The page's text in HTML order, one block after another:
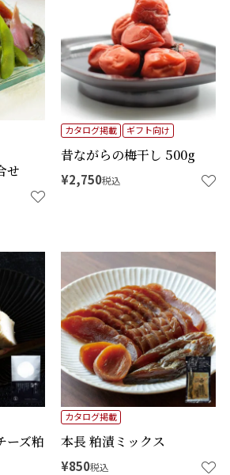
先度順
ビュー順
ーワードヒット順
せ
昔ながらの梅干し 500g
カタログ掲載 ギフト向け
¥2,750税込
ーズ粕
本長 粕漬ミックス
カタログ掲載
¥850税込